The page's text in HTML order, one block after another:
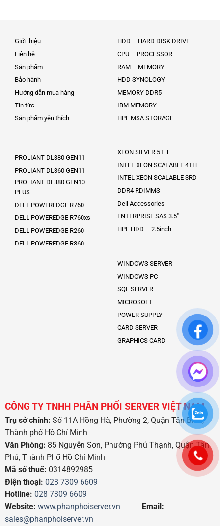
Giới thiệu
Liên hệ
Sản phẩm
Bảo hành
Hướng dẫn mua hàng
Tin tức
Sản phẩm yêu thích
PROLIANT DL380 GEN11
PROLIANT DL360 GEN11
PROLIANT DL380 GEN10
PLUS
DELL POWEREDGE R760
DELL POWEREDGE R760xs
DELL POWEREDGE R260
DELL POWEREDGE R360
HDD – HARD DISK DRIVE
CPU – PROCESSOR
RAM – MEMORY
HDD SYNOLOGY
MEMORY DDR5
IBM MEMORY
HPE MSA STORAGE
XEON SILVER 5TH
INTEL XEON SCALABLE 4TH
INTEL XEON SCALABLE 3RD
DDR4 RDIMMS
Dell Accessories
ENTERPRISE SAS 3.5″
HPE HDD – 2.5inch
WINDOWS SERVER
WINDOWS PC
SQL SERVER
MICROSOFT
POWER SUPPLY
CARD SERVER
GRAPHICS CARD
CÔNG TY TNHH PHÂN PHỐI SERVER VIỆT NAM
Trụ sở chính: Số 11A Hồng Hà, Phường 2, Quận Tân Bình,
Thành phố Hồ Chí Minh
Văn Phòng: 85 Nguyễn Sơn, Phường Phú Thạnh, Quận Tân
Phú, Thành Phố Hồ Chí Minh
Mã số thuế: 0314892985
Điện thoại: 028 7309 6609
Hotline: 028 7309 6609
Website: www.phanphoiserver.vn
Email:
sales@phanphoiserver.vn